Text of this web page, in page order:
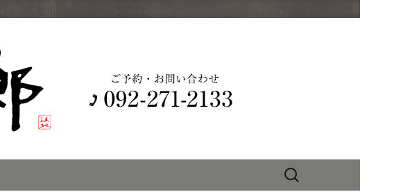
造りを味わえる
検
索: